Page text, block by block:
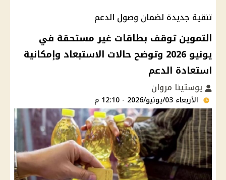
تنقية جديدة لضمان وصول الدعم
التموين توقف بطاقات غير مستحقة في
يونيو 2026 وتوضح حالات الاستبعاد وإمكانية
استعادة الدعم
يوستينا مروان
الأربعاء 03/يونيو/2026 - 12:10 م